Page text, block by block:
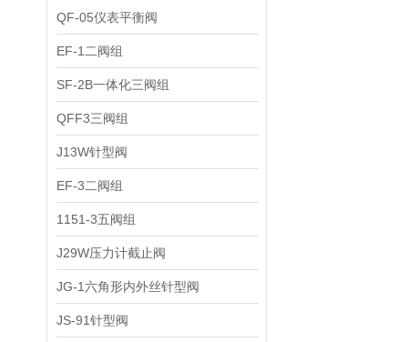
QF-05仪表平衡阀
EF-1二阀组
SF-2B一体化三阀组
QFF3三阀组
J13W针型阀
EF-3二阀组
1151-3五阀组
J29W压力计截止阀
JG-1六角形内外丝针型阀
JS-91针型阀